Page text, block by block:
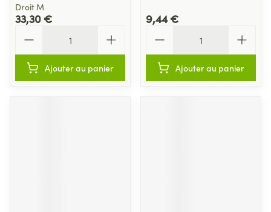
Droit M
33,30 €
Ajouter au panier
9,44 €
Ajouter au panier